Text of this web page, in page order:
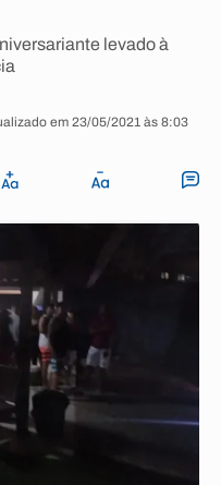
levado à
em 23/05/2021 às 8:03